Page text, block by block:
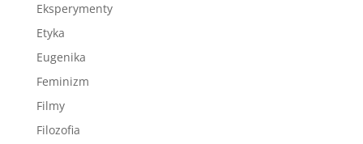
Eksperymenty
Etyka
Eugenika
Feminizm
Filmy
Filozofia